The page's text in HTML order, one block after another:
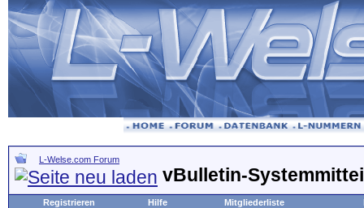
L-Welse.com Forum
vBulletin-
Registrieren Hilfe Mitgliederliste